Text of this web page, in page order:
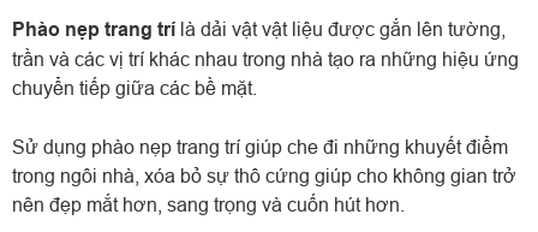
Phào nẹp trang trí là dải vật vật liệu được gắn lên tường,
trần và các vị trí khác nhau trong nhà tạo ra những hiệu ứng
chuyển tiếp giữa các bề mặt.
Sử dụng phào nẹp trang trí giúp che đi những khuyết điểm
trong ngôi nhà, xóa bỏ sự thô cứng giúp cho không gian trở
nên đẹp mắt hơn, sang trọng và cuốn hút hơn.